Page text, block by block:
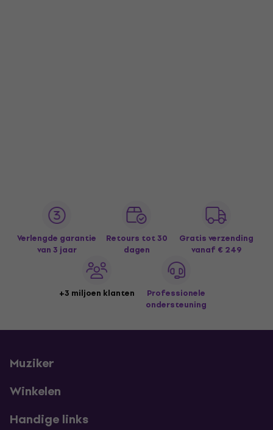
Verlengde garantie
van 3 jaar
Retours tot 30
dagen
Gratis verzending
vanaf € 249
+3 miljoen klanten
Professionele
ondersteuning
Muziker
Winkelen
Handige links